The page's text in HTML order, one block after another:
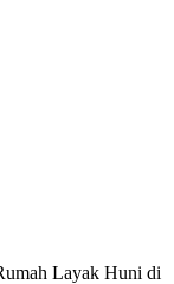
Layak Huni di